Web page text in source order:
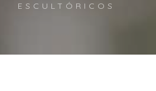
ESCULTÓRICOS